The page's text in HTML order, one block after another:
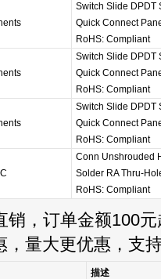
Switch Slide DPDT
Quick Connect
RoHS: Compliant
Switch Slide DPDT
Quick Connect
RoHS: Compliant
Switch Slide DPDT
Quick Connect
RoHS: Compliant
Conn Unshrouded
Solder RA Thru-
RoHS: Compliant
，订单金额100元
，量大更优惠，支
描述